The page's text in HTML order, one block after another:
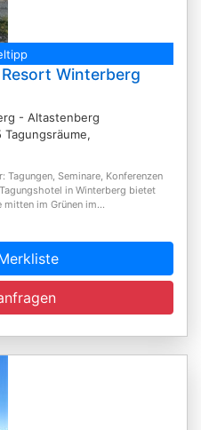
Winterberg
- Altastenberg
Seminare, Konferenzen
in Winterberg bietet
im Grünen im...